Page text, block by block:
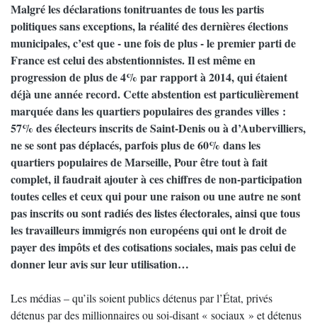
Malgré les déclarations tonitruantes de tous les partis
politiques sans exceptions, la réalité des dernières élections
municipales, c’est que - une fois de plus - le premier parti de
France est celui des abstentionnistes. Il est même en
progression de plus de 4% par rapport à 2014, qui étaient
déjà une année record. Cette abstention est particulièrement
marquée dans les quartiers populaires des grandes villes :
57% des électeurs inscrits de Saint-Denis ou à d’Aubervilliers,
ne se sont pas déplacés, parfois plus de 60% dans les
quartiers populaires de Marseille, Pour être tout à fait
complet, il faudrait ajouter à ces chiffres de non-participation
toutes celles et ceux qui pour une raison ou une autre ne sont
pas inscrits ou sont radiés des listes électorales, ainsi que tous
les travailleurs immigrés non européens qui ont le droit de
payer des impôts et des cotisations sociales, mais pas celui de
donner leur avis sur leur utilisation…
Les médias – qu’ils soient publics détenus par l’État, privés
détenus par des millionnaires ou soi-disant « sociaux » et détenus